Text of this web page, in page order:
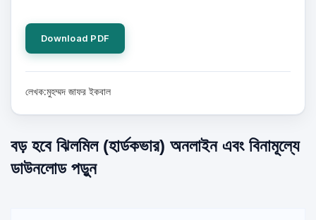
Download PDF
লেখক:মুহম্মদ জাফর ইকবাল
বড় হবে ঝিলমিল (হার্ডকভার) অনলাইন এবং বিনামূল্যে
ডাউনলোড পড়ুন